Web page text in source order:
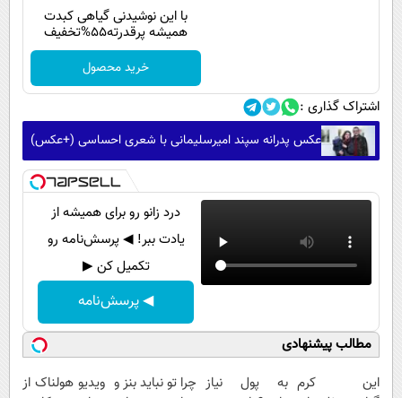
با این نوشیدنی گیاهی کبدت
همیشه پرقدرته55%تخفیف
خرید محصول
اشتراک گذاری :
عکس پدرانه سپند امیرسلیمانی با شعری احساسی (+عکس)
درد زانو رو برای همیشه از
یادت ببر! ◀ پرسش‌نامه رو
تکمیل کن ▶
◀ پرسش‌نامه
مطالب پیشنهادی
این کرم به پول نیاز چرا تو نباید بنز و ویدیو هولناک از